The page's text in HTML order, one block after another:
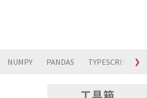
NUMPY PANDAS TYPESCRIPT ❯